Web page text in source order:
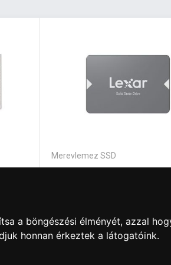
a böngészési élményét, azzal
honnan érkeztek a látogatóink.
Merevlemez SSD
140 750 Ft